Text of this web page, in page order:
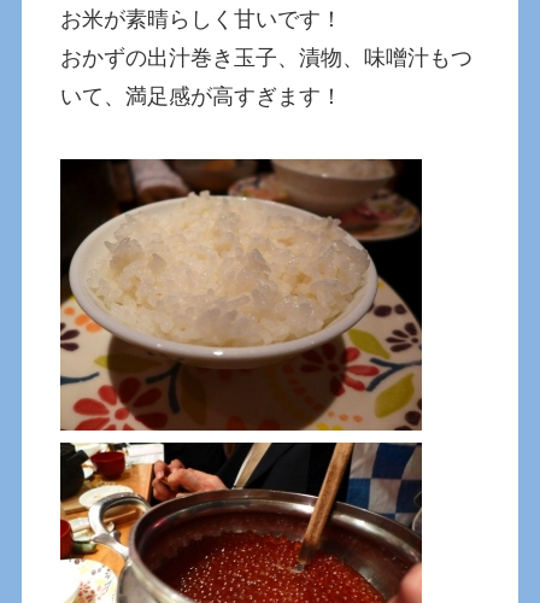
お米が素晴らしく甘いです！
おかずの出汁巻き玉子、漬物、味噌汁もつ
いて、満足感が高すぎます！